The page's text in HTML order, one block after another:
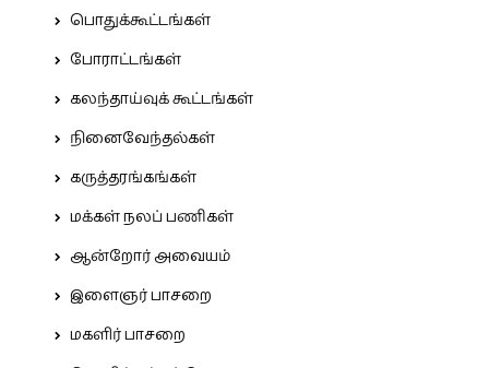
பொதுக்கூட்டங்கள்
போராட்டங்கள்
கலந்தாய்வுக் கூட்டங்கள்
நினைவேந்தல்கள்
கருத்தரங்கங்கள்
மக்கள் நலப் பணிகள்
ஆன்றோர் அவையம்
இளைஞர் பாசறை
மகளிர் பாசறை